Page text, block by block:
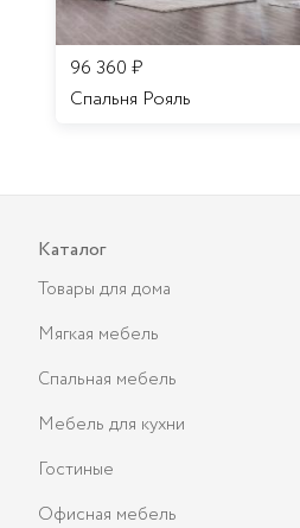
96 360 ₽
Спальня Рояль
Каталог
Товары для дома
Мягкая мебель
Спальная мебель
Мебель для кухни
Гостиные
Офисная мебель